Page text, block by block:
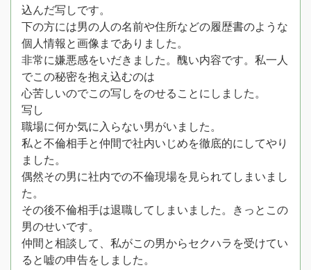
込んだ写しです。
下の方には男の人の名前や住所などの履歴書のような
個人情報と画像までありました。
非常に嫌悪感をいだきました。醜い内容です。私一人
でこの秘密を抱え込むのは
心苦しいのでこの写しをのせることにしました。
写し
職場に何か気に入らない男がいました。
私と不倫相手と仲間で社内いじめを徹底的にしてやり
ました。
偶然その男に社内での不倫現場を見られてしまいまし
た。
その後不倫相手は退職してしまいました。きっとこの
男のせいです。
仲間と相談して、私がこの男からセクハラを受けてい
ると嘘の申告をしました。